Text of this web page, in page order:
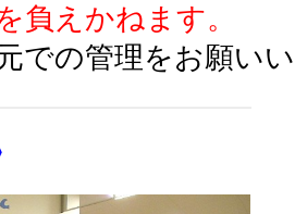
負えかねます。
での管理をお願い